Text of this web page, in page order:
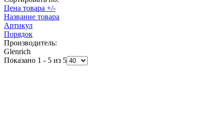
Цена товара +/-
Название товара
Артикул
Порядок
Производитель:
Glenrich
Показано 1 - 5 из 5